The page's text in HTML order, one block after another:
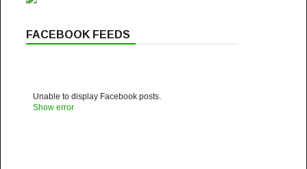
FACEBOOK FEEDS
Unable to display Facebook posts.
Show error